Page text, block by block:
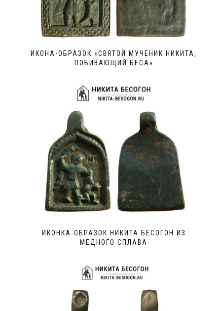
ИКОНА-ОБРАЗОК «СВЯТОЙ МУЧЕНИК НИКИТА,
ПОБИВАЮЩИЙ БЕСА»
ИКОНКА-ОБРАЗОК НИКИТА БЕСОГОН ИЗ
МЕДНОГО СПЛАВА